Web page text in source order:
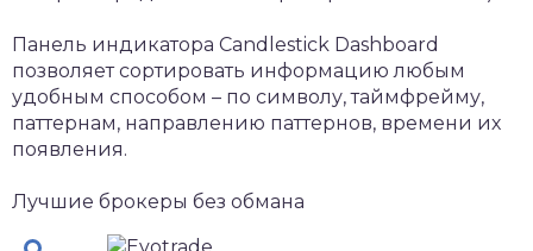
Панель индикатора Candlestick Dashboard
позволяет сортировать информацию любым
удобным способом – по символу, таймфрейму,
паттернам, направлению паттернов, времени их
появления.
Лучшие брокеры без обмана